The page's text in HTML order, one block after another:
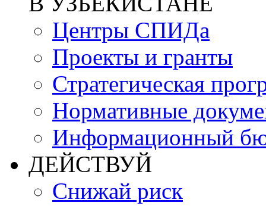
Центры СПИДа
Проекты и гранты
Стратегическая
Нормативные
Информационный
ДЕЙСТВУЙ
Снижай риск